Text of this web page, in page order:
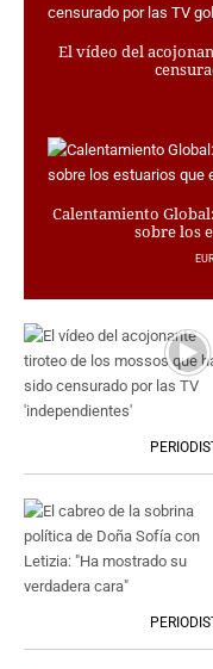
SERVICIOS
OFERTAS
MEDIOS
MÁS SERVICIOS
EDICIONES
ESPAÑA
El vídeo del
Calentamiento
sobre los